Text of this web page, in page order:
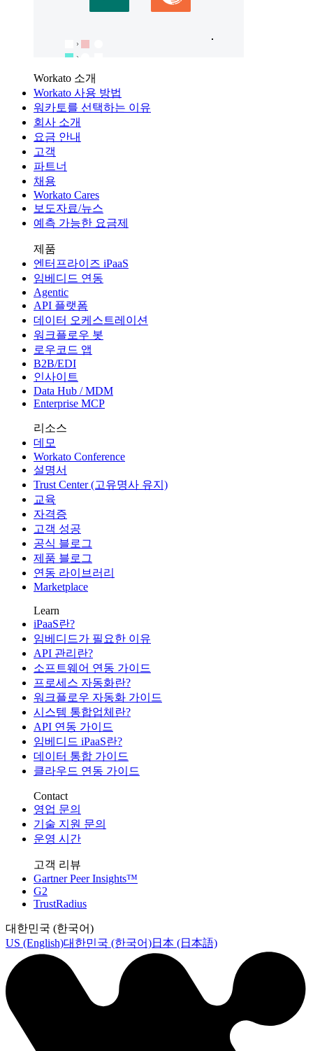
Workato 소개
Workato 사용 방법
워카토를 선택하는 이유
회사 소개
요금 안내
고객
파트너
채용
Workato Cares
보도자료/뉴스
예측 가능한 요금제
제품
엔터프라이즈 iPaaS
임베디드 연동
Agentic
API 플랫폼
데이터 오케스트레이션
워크플로우 봇
로우코드 앱
B2B/EDI
인사이트
Data Hub / MDM
Enterprise MCP
리소스
데모
Workato Conference
설명서
Trust Center (고유명사 유지)
교육
자격증
고객 성공
공식 블로그
제품 블로그
연동 라이브러리
Marketplace
Learn
iPaaS란?
임베디드가 필요한 이유
API 관리란?
소프트웨어 연동 가이드
프로세스 자동화란?
워크플로우 자동화 가이드
시스템 통합업체란?
API 연동 가이드
임베디드 iPaaS란?
데이터 통합 가이드
클라우드 연동 가이드
Contact
영업 문의
기술 지원 문의
운영 시간
고객 리뷰
Gartner Peer Insights™
G2
TrustRadius
대한민국 (한국어)
US (English)대한민국 (한국어)日本 (日本語)